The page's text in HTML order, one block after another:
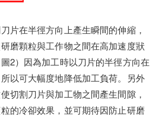
片在半徑方向上產生瞬間的伸縮，
磨顆粒與工作物之間在高加速度狀
2）因為加工時以刀片的半徑方向在
以可大幅度地降低加工負荷。另外
切割刀片與加工物之間產生間隙，
的冷卻效果，並可期待因防止研磨